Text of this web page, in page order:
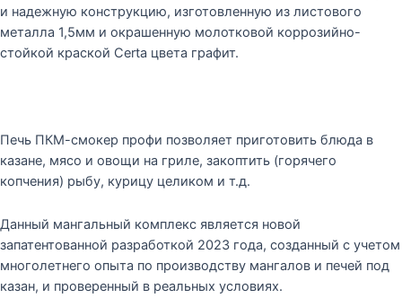
и надежную конструкцию, изготовленную из листового
металла 1,5мм и окрашенную молотковой коррозийно-
стойкой краской Certa цвета графит.
Печь ПКМ-смокер профи позволяет приготовить блюда в
казане, мясо и овощи на гриле, закоптить (горячего
копчения) рыбу, курицу целиком и т.д.
Данный мангальный комплекс является новой
запатентованной разработкой 2023 года, созданный с учетом
многолетнего опыта по производству мангалов и печей под
казан, и проверенный в реальных условиях.